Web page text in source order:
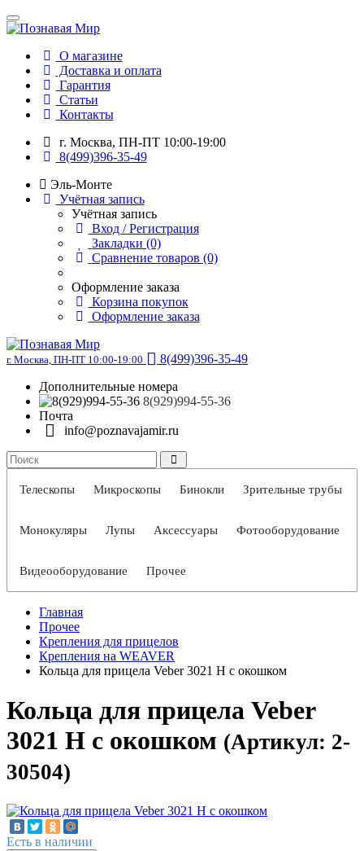
О магазине
Доставка и оплата
Гарантия
Статьи
Контакты
г. Москва, ПН-ПТ 10:00-19:00
8(499)396-35-49
Эль-Монте
Учётная запись
Учётная запись
Вход / Регистрация
Закладки (0)
Сравнение товаров (0)
Оформление заказа
Корзина покупок
Оформление заказа
г. Москва, ПН-ПТ 10:00-19:00
8(499)396-35-49
Дополнительные номера
8(929)994-55-36
Почта
info@poznavajamir.ru
Телескопы Микроскопы Бинокли Зрительные трубы
Монокуляры Лупы Аксессуары Фотооборудование
Видеооборудование Прочее
Главная
Прочее
Крепления для прицелов
Крепления на WEAVER
Кольца для прицела Veber 3021 H с окошком
Кольца для прицела Veber
3021 H с окошком (Артикул: 2-
30504)
Есть в наличии